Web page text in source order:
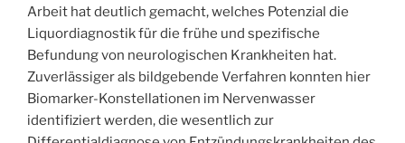
Arbeit hat deutlich gemacht, welches Potenzial die
Liquordiagnostik für die frühe und spezifische
Befundung von neurologischen Krankheiten hat.
Zuverlässiger als bildgebende Verfahren konnten hier
Biomarker-Konstellationen im Nervenwasser
identifiziert werden, die wesentlich zur